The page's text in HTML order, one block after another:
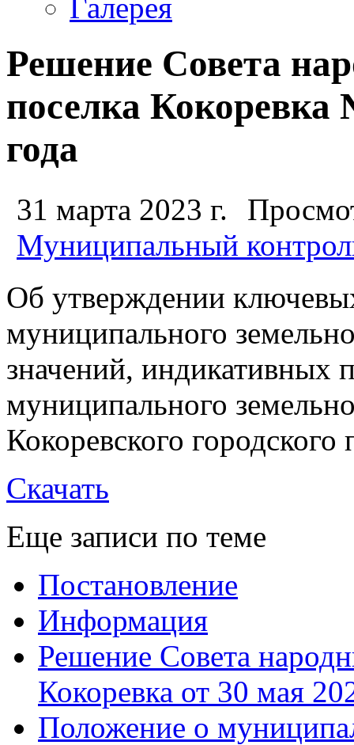
Галерея
Решение Совета
поселка Кокоревка
года
31 марта 2023 г.
Муниципальный
Об утверждении
муниципального
значений, индикативных
муниципального
Кокоревского городского
Скачать
Еще записи по теме
Постановление
Информация
Решение Совета
Кокоревка от 30 мая
Положение о